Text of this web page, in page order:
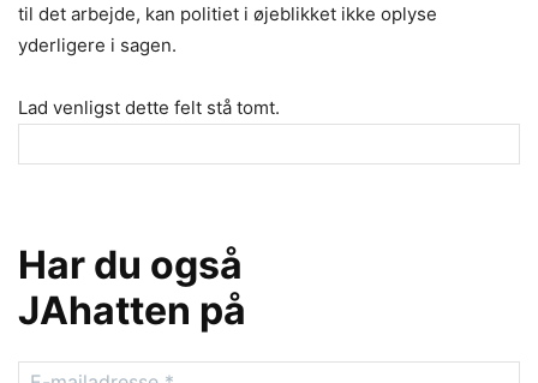
til det arbejde, kan politiet i øjeblikket ikke oplyse
yderligere i sagen.
Lad venligst dette felt stå tomt.
Har du også
JAhatten på